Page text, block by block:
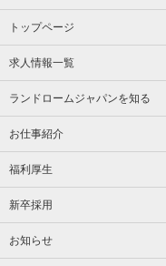
トップページ
求人情報一覧
ランドロームジャパンを知る
お仕事紹介
福利厚生
新卒採用
お知らせ